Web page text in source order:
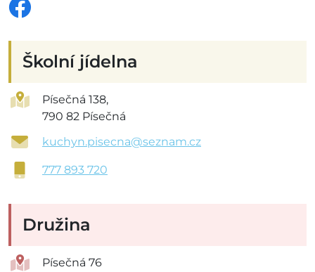
Školní jídelna
Písečná 138,
790 82 Písečná
kuchyn.pisecna@seznam.cz
777 893 720
Družina
Písečná 76